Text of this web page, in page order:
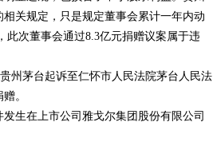
关规定，只是规定董事会累计一年内动
此次董事会通过8.3亿元捐赠议案属于违
州茅台起诉至仁怀市人民法院茅台人民法
。
生在上市公司雅戈尔集团股份有限公司